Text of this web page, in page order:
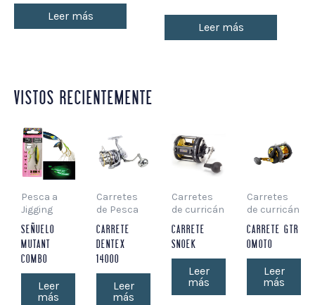
Leer más
Leer más
VISTOS RECIENTEMENTE
Pesca a
Jigging
SEÑUELO
MUTANT
COMBO
Leer
más
Carretes
de Pesca
CARRETE
DENTEX
14000
Leer
más
Carretes
de curricán
CARRETE
SNOEK
Leer
más
Carretes
de curricán
CARRETE GTR
OMOTO
Leer
más